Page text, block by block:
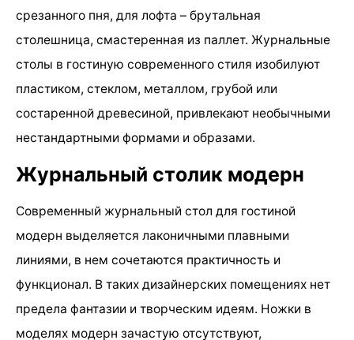
срезанного пня, для лофта – брутальная
столешница, смастеренная из паллет. Журнальные
столы в гостиную современного стиля изобилуют
пластиком, стеклом, металлом, грубой или
состаренной древесиной, привлекают необычными
нестандартными формами и образами.
Журнальный столик модерн
Современный журнальный стол для гостиной
модерн выделяется лаконичными плавными
линиями, в нем сочетаются практичность и
функционал. В таких дизайнерских помещениях нет
предела фантазии и творческим идеям. Ножки в
моделях модерн зачастую отсутствуют,